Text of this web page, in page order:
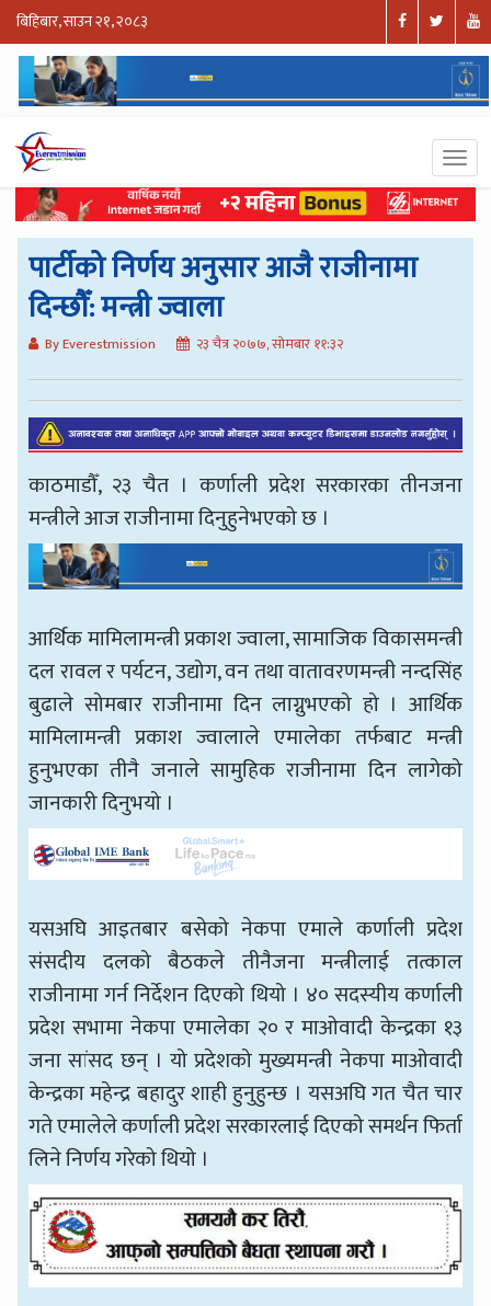
बिहिबार, साउन २१, २०८३
पार्टीको निर्णय अनुसार आजै राजीनामा
दिन्छौँ: मन्त्री ज्वाला
By Everestmission २३ चैत्र २०७७, सोमबार ११:३२
काठमाडौँ, २३ चैत । कर्णाली प्रदेश सरकारका तीनजना
मन्त्रीले आज राजीनामा दिनुहुनेभएको छ ।
आर्थिक मामिलामन्त्री प्रकाश ज्वाला, सामाजिक विकासमन्त्री
दल रावल र पर्यटन, उद्योग, वन तथा वातावरणमन्त्री नन्दसिंह
बुढाले सोमबार राजीनामा दिन लाग्नुभएको हो । आर्थिक
मामिलामन्त्री प्रकाश ज्वालाले एमालेका तर्फबाट मन्त्री
हुनुभएका तीनै जनाले सामुहिक राजीनामा दिन लागेको
जानकारी दिनुभयो ।
यसअघि आइतबार बसेको नेकपा एमाले कर्णाली प्रदेश
संसदीय दलको बैठकले तीनैजना मन्त्रीलाई तत्काल
राजीनामा गर्न निर्देशन दिएको थियो । ४० सदस्यीय कर्णाली
प्रदेश सभामा नेकपा एमालेका २० र माओवादी केन्द्रका १३
जना सांसद छन् । यो प्रदेशको मुख्यमन्त्री नेकपा माओवादी
केन्द्रका महेन्द्र बहादुर शाही हुनुहुन्छ । यसअघि गत चैत चार
गते एमालेले कर्णाली प्रदेश सरकारलाई दिएको समर्थन फिर्ता
लिने निर्णय गरेको थियो ।